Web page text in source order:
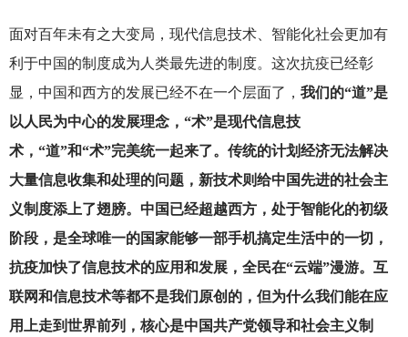
面对百年未有之大变局，现代信息技术、智能化社会更加有
利于中国的制度成为人类最先进的制度。这次抗疫已经彰
显，中国和西方的发展已经不在一个层面了， 我们的“道”是
以人民为中心的发展理念，“术”是现代信息技
术，“道”和“术”完美统一起来了。传统的计划经济无法解决
大量信息收集和处理的问题，新技术则给中国先进的社会主
义制度添上了翅膀。中国已经超越西方，处于智能化的初级
阶段，是全球唯一的国家能够一部手机搞定生活中的一切，
抗疫加快了信息技术的应用和发展，全民在“云端”漫游。互
联网和信息技术等都不是我们原创的，但为什么我们能在应
用上走到世界前列，核心是中国共产党领导和社会主义制